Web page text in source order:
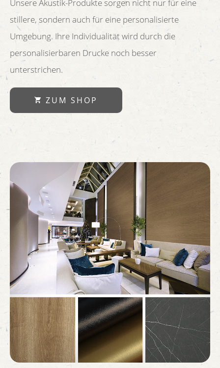
Unsere Akustik-Produkte sorgen nicht nur für eine
stillere, sondern auch für eine personalisierte
Umgebung. Ihre Individualität wird durch die
personalisierbaren Drucke noch besser
unterstrichen.
ZUM SHOP